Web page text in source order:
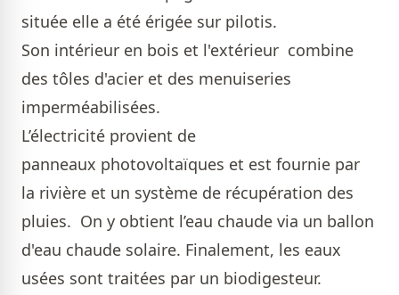
située elle a été érigée sur pilotis.
Son intérieur en bois et l'extérieur combine
des tôles d'acier et des menuiseries
imperméabilisées.
L’électricité provient de
panneaux photovoltaïques et est fournie par
la rivière et un système de récupération des
pluies. On y obtient l’eau chaude via un ballon
d'eau chaude solaire. Finalement, les eaux
usées sont traitées par un biodigesteur.